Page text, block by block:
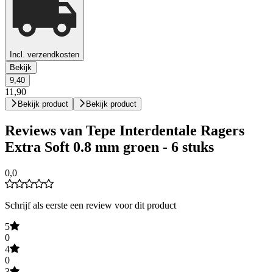
Incl. verzendkosten
Bekijk
9,40
11,90
Bekijk product Bekijk product
Reviews van Tepe Interdentale Ragers
Extra Soft 0.8 mm groen - 6 stuks
0,0
Schrijf als eerste een review voor dit product
5
0
4
0